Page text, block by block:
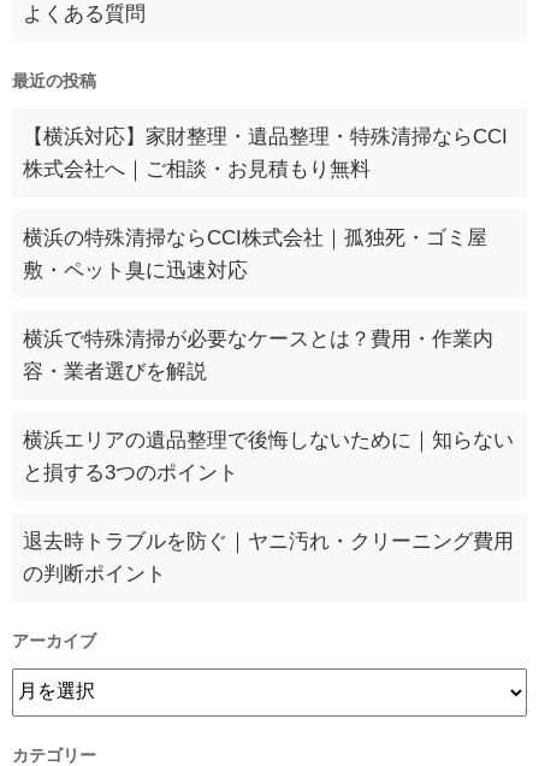
よくある質問
最近の投稿
【横浜対応】家財整理・遺品整理・特殊清掃ならCCI
株式会社へ｜ご相談・お見積もり無料
横浜の特殊清掃ならCCI株式会社｜孤独死・ゴミ屋
敷・ペット臭に迅速対応
横浜で特殊清掃が必要なケースとは？費用・作業内
容・業者選びを解説
横浜エリアの遺品整理で後悔しないために｜知らない
と損する3つのポイント
退去時トラブルを防ぐ｜ヤニ汚れ・クリーニング費用
の判断ポイント
アーカイブ
カテゴリー